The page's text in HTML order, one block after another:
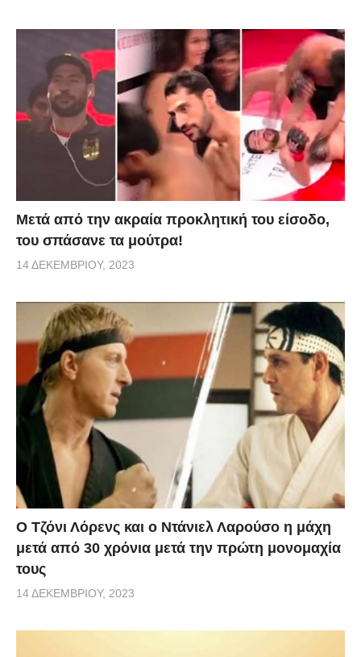
Μετά από την ακραία προκλητική του είσοδο,
του σπάσανε τα μούτρα!
14 ΔΕΚΕΜΒΡΊΟΥ, 2023
Ο Τζόνι Λόρενς και ο Ντάνιελ Λαρούσο η μάχη
μετά από 30 χρόνια μετά την πρώτη μονομαχία
τους
14 ΔΕΚΕΜΒΡΊΟΥ, 2023